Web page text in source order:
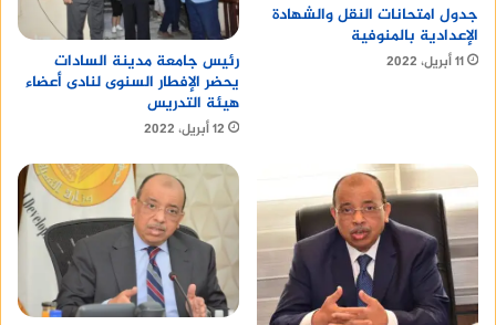
جدول امتحانات النقل والشهادة
الإعدادية بالمنوفية
11 أبريل، 2022
رئيس جامعة مدينة السادات
يحضر الإفطار السنوى لنادى أعضاء
هيئة التدريس
12 أبريل، 2022